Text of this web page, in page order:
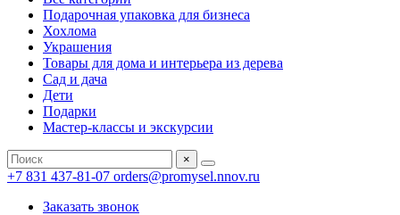
Подарочная упаковка для бизнеса
Хохлома
Украшения
Товары для дома и интерьера из дерева
Сад и дача
Дети
Подарки
Мастер-классы и экскурсии
×
+7 831 437-81-07 orders@promysel.nnov.ru
Заказать звонок